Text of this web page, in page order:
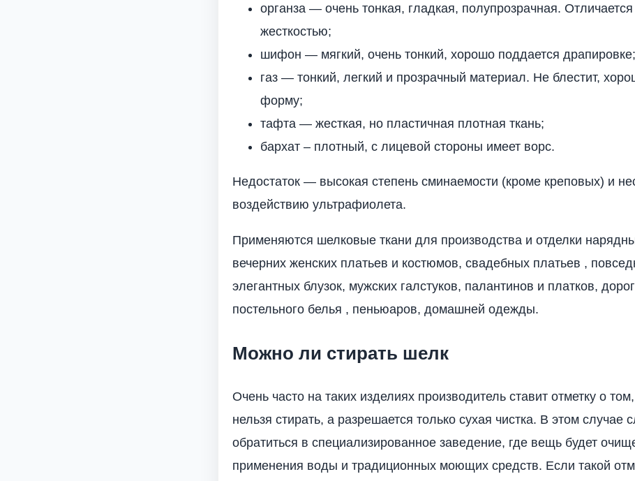
органза — очень тонкая, гладкая, полупрозрачная. Отличается
жесткостью;
шифон — мягкий, очень тонкий, хорошо поддается драпировке;
газ — тонкий, легкий и прозрачный материал. Не блестит,
форму;
тафта — жесткая, но пластичная плотная ткань;
бархат – плотный, с лицевой стороны имеет ворс.
Недостаток — высокая степень сминаемости (кроме креповых) и
воздействию ультрафиолета.
Применяются шелковые ткани для производства и отделки
вечерних женских платьев и костюмов, свадебных платьев ,
элегантных блузок, мужских галстуков, палантинов и платков,
постельного белья , пеньюаров, домашней одежды.
Можно ли стирать шелк
Очень часто на таких изделиях производитель ставит отметку о
нельзя стирать, а разрешается только сухая чистка. В этом случае
обратиться в специализированное заведение, где вещь будет
применения воды и традиционных моющих средств. Если такой